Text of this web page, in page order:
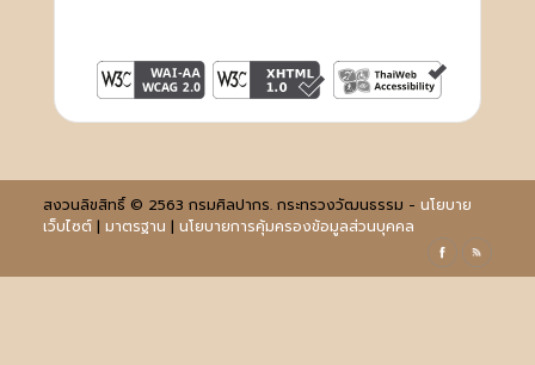
สงวนลิขสิทธิ์ © 2563 กรมศิลปากร. กระทรวงวัฒนธรรม - นโยบาย
เว็บไซต์| มาตรฐาน | นโยบายการคุ้มครองข้อมูลส่วนบุคคล